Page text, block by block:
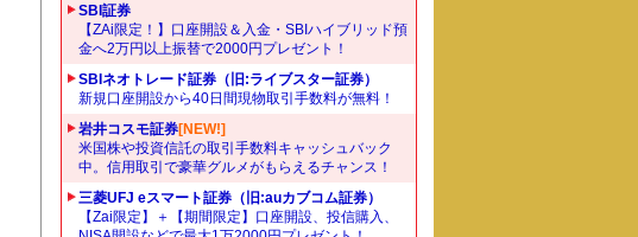
SBI証券
【ZAi限定！】口座開設＆入金・SBIハイブリッド預
金へ2万円以上振替で2000円プレゼント！
SBIネオトレード証券（旧:ライブスター証券）
新規口座開設から40日間現物取引手数料が無料！
岩井コスモ証券[NEW!]
米国株や投資信託の取引手数料キャッシュバック
中。信用取引で豪華グルメがもらえるチャンス！
三菱UFJ eスマート証券（旧:auカブコム証券）
【Zai限定】＋【期間限定】口座開設、投信購入、